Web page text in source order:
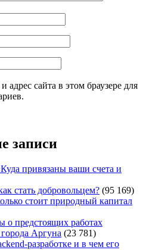
адрес сайта в этом браузере для
записи
привязаны ваши счета и
стать добровольцем? (95 169)
стоит природный капитал
предстоящих работах
Аргуна (23 781)
разработке и в чем его